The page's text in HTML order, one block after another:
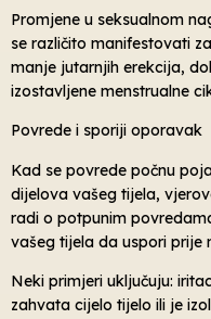
Promjene u seksualnom
se različito manifestovati
manje jutarnjih erekcija,
izostavljene menstrualne
Povrede i sporiji oporavak
Kad se povrede počnu
dijelova vašeg tijela,
radi o potpunim
vašeg tijela da uspori prije
Neki primjeri uključuju:
zahvata cijelo tijelo ili je